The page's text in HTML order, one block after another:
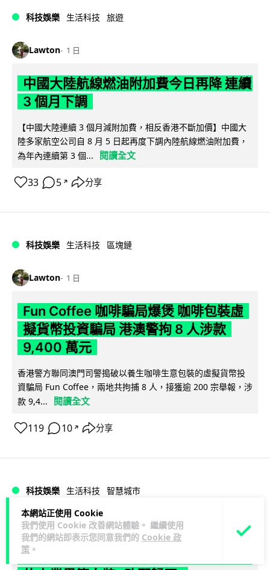
本網站正使用 Cookie
我們使用 Cookie 改善網站體驗。 繼續使用
我們的網站即表示您同意我們的 Cookie 政
策 。
科技娛樂 生活科技 旅遊
Lawton 1 日
中國大陸航線燃油附加費今日再降 連續
3 個月下調
【中國大陸連續 3 個月減附加費，相反香港不斷加價】中國大
陸多家航空公司自 8 月 5 日起再度下調內陸航線燃油附加費，
為年內連續第 3 個...
閱讀全文
33 5 ↗ 分享
科技娛樂 生活科技 區塊鏈
Lawton 1 日
Fun Coffee 咖啡騙局爆煲 咖啡包裝虛
擬貨幣投資騙局 港澳警拘 8 人涉款
9,400 萬元
香港警方聯同澳門司警搗破以養生咖啡生意包裝的虛擬貨幣投
資騙局 Fun Coffee，兩地共拘捕 8 人，接獲逾 200 宗舉報，涉
款 9,4...
閱讀全文
119 10 ↗ 分享
科技娛樂 生活科技 智慧城市
Lawton 1 日
網約車條例生效 有司機暫時停工避風頭